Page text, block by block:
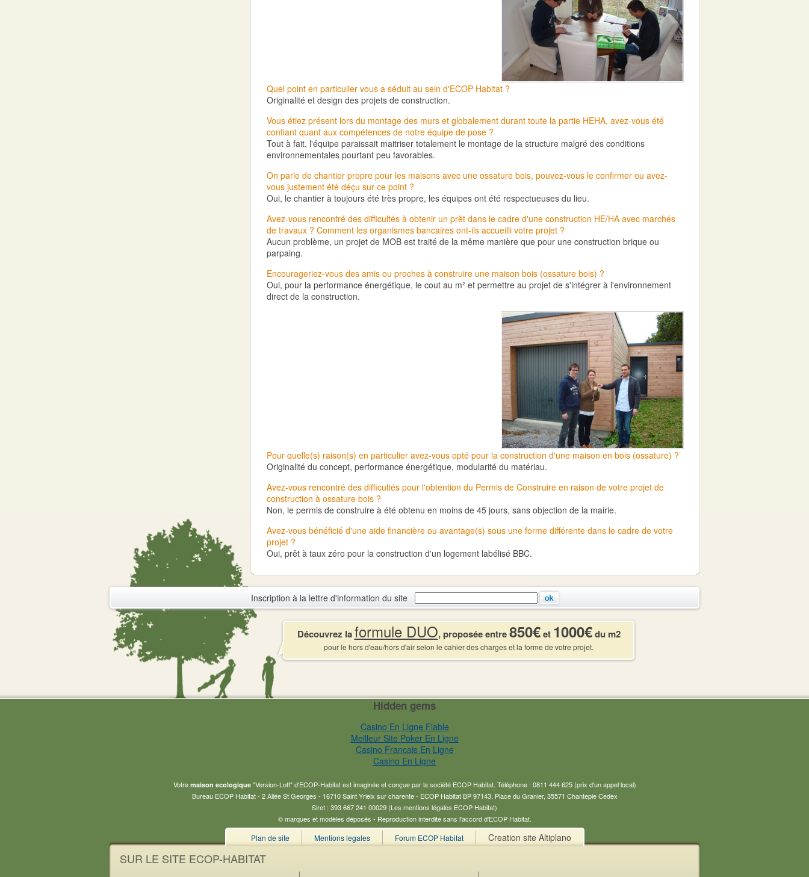
Quel point en particulier vous a séduit au sein d'ECOP Habitat ?
Originalité et design des projets de construction.
Vous étiez présent lors du montage des murs et globalement durant toute la partie HEHA, avez-vous été
confiant quant aux compétences de notre équipe de pose ?
Tout à fait, l'équipe paraissait maitriser totalement le montage de la structure malgré des conditions
environnementales pourtant peu favorables.
On parle de chantier propre pour les maisons avec une ossature bois, pouvez-vous le confirmer ou avez-
vous justement été déçu sur ce point ?
Oui, le chantier à toujours été très propre, les équipes ont été respectueuses du lieu.
Avez-vous rencontré des difficultés à obtenir un prêt dans le cadre d'une construction HE/HA avec marchés
de travaux ? Comment les organismes bancaires ont-ils accueilli votre projet ?
Aucun problème, un projet de MOB est traité de la même manière que pour une construction brique ou
parpaing.
Encourageriez-vous des amis ou proches à construire une maison bois (ossature bois) ?
Oui, pour la performance énergétique, le cout au m² et permettre au projet de s'intégrer à l'environnement
direct de la construction.
Pour quelle(s) raison(s) en particulier avez-vous opté pour la construction d'une maison en bois (ossature) ?
Originalité du concept, performance énergétique, modularité du matériau.
Avez-vous rencontré des difficultés pour l'obtention du Permis de Construire en raison de votre projet de
construction à ossature bois ?
Non, le permis de construire à été obtenu en moins de 45 jours, sans objection de la mairie.
Avez-vous bénéficié d'une aide financière ou avantage(s) sous une forme différente dans le cadre de votre
projet ?
Oui, prêt à taux zéro pour la construction d'un logement labélisé BBC.
Inscription à la lettre d'information du site
Découvrez laformule DUO, proposée entre850€et 1000€du m2
pour le hors d'eau/hors d'air selon le cahier des charges et la forme de votre projet.
Hidden gems
Casino En Ligne Fiable
Meilleur Site Poker En Ligne
Casino Francais En Ligne
Casino En Ligne
Votre maison ecologique"Version-Loft" d'ECOP-Habitat est imaginée et conçue par la société ECOP Habitat. Téléphone : 0811 444 625 (prix d'un appel local)
Bureau ECOP Habitat - 2 Allée St Georges - 16710 Saint Yrieix sur charente - ECOP Habitat BP 97143, Place du Granier, 35571 Chantepie Cedex
Siret : 393 667 241 00029 (Les mentions légales ECOP Habitat)
© marques et modèles déposés - Reproduction interdite sans l'accord d'ECOP Habitat.
Plan de site Mentions legales Forum ECOP Habitat Creation site Altiplano
SUR LE SITE ECOP-HABITAT